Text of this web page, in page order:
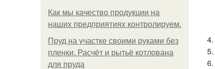
Как мы качество продукции на
наших предприятиях контролируем.
Пруд на участке своими руками без
пленки. Расчёт и рытьё котлована
для пруда